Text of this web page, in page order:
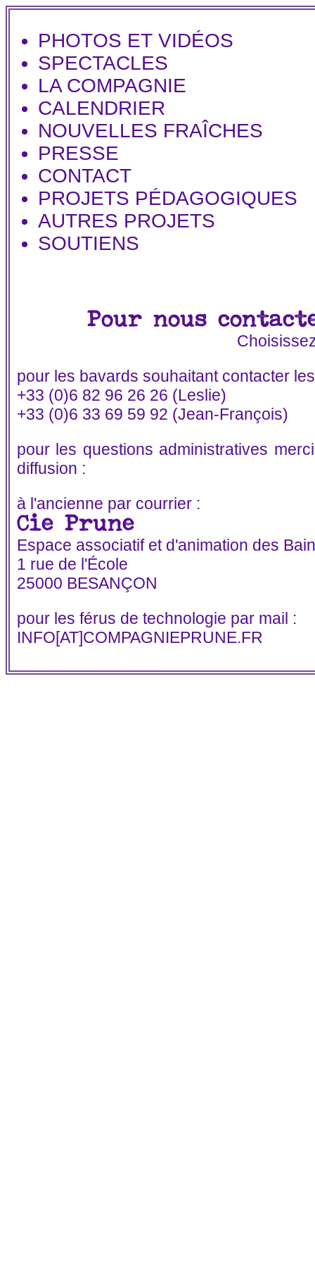
PHOTOS ET VIDÉOS
SPECTACLES
LA COMPAGNIE
CALENDRIER
NOUVELLES FRAÎCHES
PRESSE
CONTACT
PROJETS PÉDAGOGIQUES
AUTRES PROJETS
SOUTIENS
Pour nous
pour les bavards souhaitant contacter
+33 (0)6 82 96 26 26 (Leslie)
+33 (0)6 33 69 59 92 (Jean-François)
pour les questions administratives
diffusion :
à l'ancienne par courrier :
Cie Prune
Espace associatif et d'animation des
1 rue de l'École
25000 BESANÇON
pour les férus de technologie par mail :
INFO[AT]COMPAGNIEPRUNE.FR